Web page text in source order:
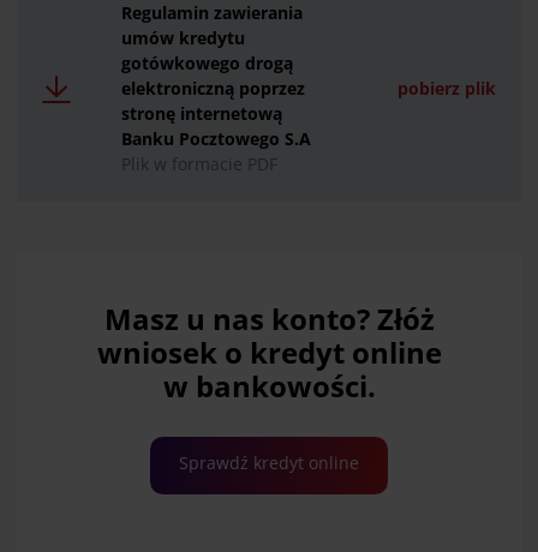
Regulamin zawierania
umów kredytu
gotówkowego drogą
elektroniczną poprzez
stronę internetową
Banku Pocztowego S.A
Plik w formacie PDF
pobierz plik
Masz u nas konto? Złóż
wniosek o kredyt online
w bankowości.
Sprawdź kredyt online